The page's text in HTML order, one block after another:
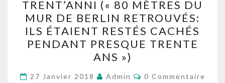
MURO
DI
BERLINO
RIMASTI
NASCOSTI
PER
TRENT’ANNI (« 80 MÈTRES DU
MUR DE BERLIN RETROUVÉS:
ILS ÉTAIENT RESTÉS CACHÉS
PENDANT PRESQUE TRENTE
ANS »)
27 Janvier 2018 Admin Commentaires
0 Commentaire